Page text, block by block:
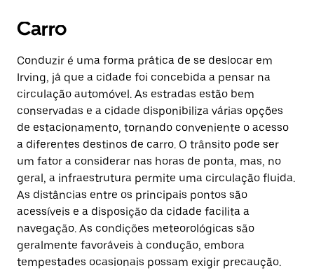
Carro
Conduzir é uma forma prática de se deslocar em
Irving, já que a cidade foi concebida a pensar na
circulação automóvel. As estradas estão bem
conservadas e a cidade disponibiliza várias opções
de estacionamento, tornando conveniente o acesso
a diferentes destinos de carro. O trânsito pode ser
um fator a considerar nas horas de ponta, mas, no
geral, a infraestrutura permite uma circulação fluida.
As distâncias entre os principais pontos são
acessíveis e a disposição da cidade facilita a
navegação. As condições meteorológicas são
geralmente favoráveis à condução, embora
tempestades ocasionais possam exigir precaução.